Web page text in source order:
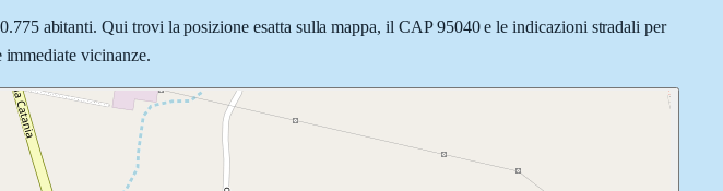
abitanti. Qui trovi la posizione esatta sulla mappa, il CAP 95040 e le indicazioni stradali per
vicinanze.